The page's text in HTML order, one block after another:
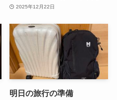
2025年12月22日
明日の旅行の準備